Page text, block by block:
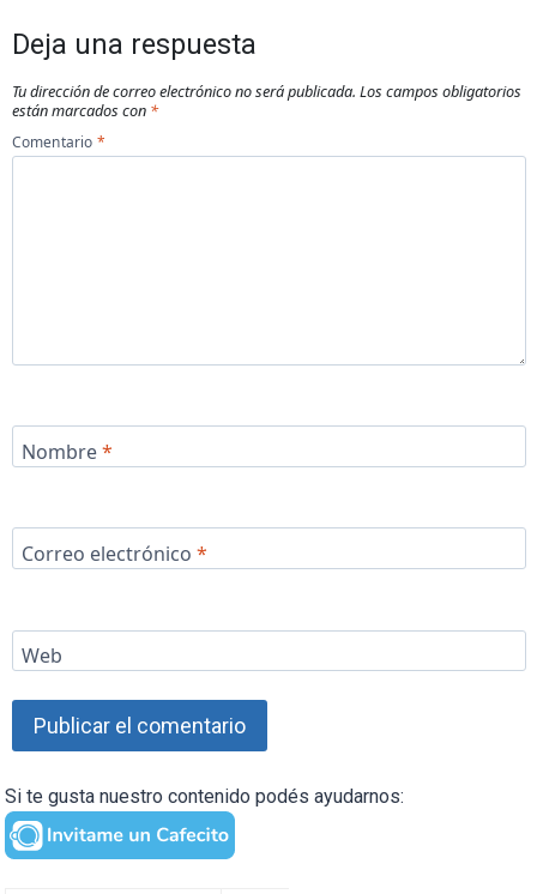
Deja una respuesta
Tu dirección de correo electrónico no será publicada. Los campos obligatorios
están marcados con *
Comentario *
Nombre*
Correo electrónico *
Web
Si te gusta nuestro contenido podés ayudarnos: